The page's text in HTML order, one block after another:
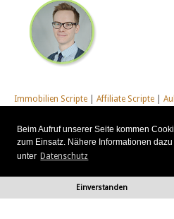
Beim Aufruf unserer Seite kommen
zum Einsatz. Nähere Informationen dazu
unter Datenschutz
Einverstanden
Immobilien Scripte Affiliate Scripte
Homepage Generator Scripte
Scripte| Management Scripte| Multi
Scripte|Social Communitys Tausch
Webcam Scripte|Webhosting Scripte|
Alle unsere Systeme